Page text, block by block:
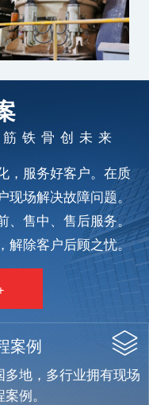
铁骨创未来
，服务好客户。在质
现场解决故障问题。
、售中、售后服务。
解除客户后顾之忧。
案例
多地，多行业拥有现场
案例。